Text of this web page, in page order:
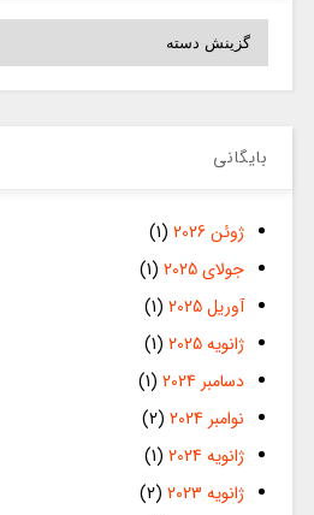
دسته‌ها
بایگانی
ژوئن 2026
(1)
جولای 2025
(1)
آوریل 2025
(1)
ژانویه 2025
(1)
دسامبر 2024
(1)
نوامبر 2024
(2)
ژانویه 2024
(1)
ژانویه 2023
(2)